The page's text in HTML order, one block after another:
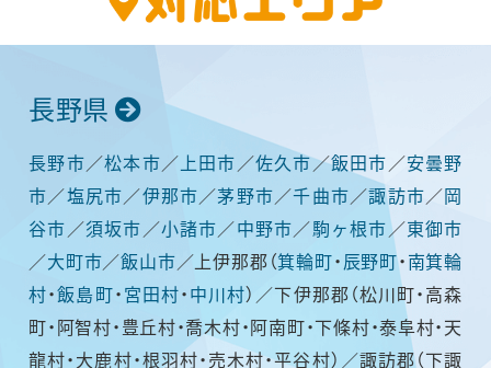
長野県
長野市／松本市／上田市／佐久市／飯田市／安曇野
市／塩尻市／伊那市／茅野市／千曲市／諏訪市／岡
谷市／須坂市／小諸市／中野市／駒ヶ根市／東御市
／大町市／飯山市／上伊那郡（箕輪町・辰野町・南箕輪
村・飯島町・宮田村・中川村）／下伊那郡（松川町・高森
町・阿智村・豊丘村・喬木村・阿南町・下條村・泰阜村・天
龍村・大鹿村・根羽村・売木村・平谷村）／諏訪郡（下諏